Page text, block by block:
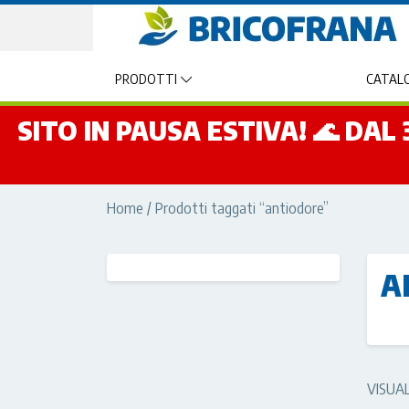
PRODOTTI
SITO IN PAUSA ESTIVA! 🌊 DAL
Home / Prodotti taggati “antiodore”